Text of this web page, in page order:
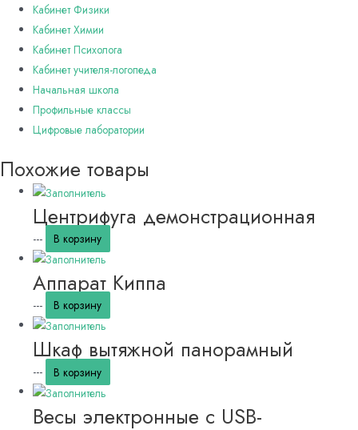
Кабинет Физики
Кабинет Химии
Кабинет Психолога
Кабинет учителя-логопеда
Начальная школа
Профильные классы
Цифровые лаборатории
Похожие товары
Центрифуга демонстрационная
--- В корзину
Аппарат Киппа
--- В корзину
Шкаф вытяжной панорамный
--- В корзину
Весы электронные с USB-